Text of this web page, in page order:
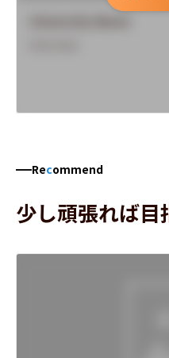
Recommend
少し頑張れば目